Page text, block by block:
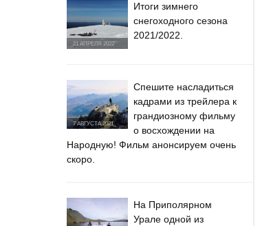
21 АПРЕЛЯ 2022
Итоги зимнего
снегоходного сезона
2021/2022.
7 АВГУСТА 2021
Спешите насладиться
кадрами из трейлера к
грандиозному фильму
о восхождении на
Народную! Фильм анонсируем очень
скоро.
На Приполярном
Урале одной из